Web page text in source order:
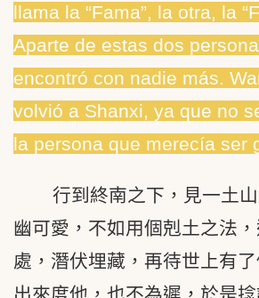
llama la “Fama”, la otra, la
Aparte de estas dos
encontró con nadie más.
volvió a Shanxi, ya que no
la persona que merecía ser
行到終南之下，見一土
幽可愛，不如用個剋土之法
處，潛伏埋藏，再待世上有
出來度他，也不為遲，於是